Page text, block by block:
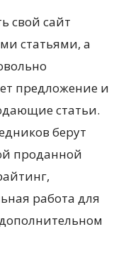
свой сайт
статьями, а
предложение и
статьи.
берут
проданной
работа для